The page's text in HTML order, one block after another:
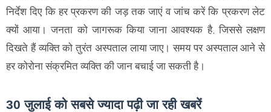
निर्देश दिए कि हर प्रकरण की जड़ तक जाएं व जांच करें कि प्रकरण लेट
क्यों आया। जनता को जागरूक किया जाना आवश्यक है, जिससे लक्षण
दिखते हैं व्यक्ति को तुरंत अस्पताल लाया जाए। समय पर अस्पताल आने से
हर कोरोना संक्रमित व्यक्ति की जान बचाई जा सकती है।
30 जुलाई को सबसे ज्यादा पढ़ी जा रही खबरें